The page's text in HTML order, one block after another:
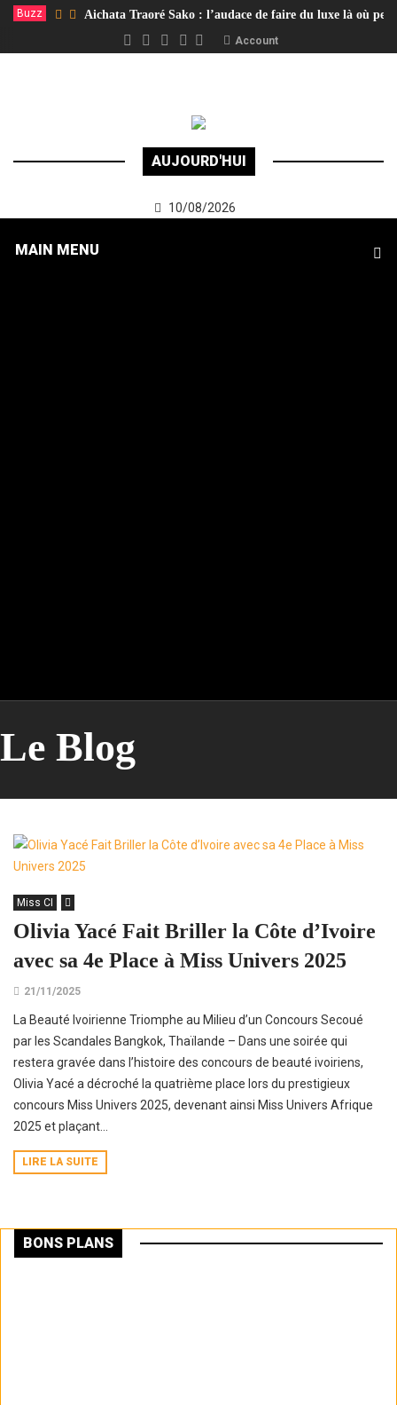
Buzz Aichata Traoré Sako : l’audace de faire du luxe là où
Account
AUJOURD'HUI
10/08/2026
MAIN MENU
Le Blog
Miss CI
Olivia Yacé Fait Briller la Côte d’Ivoire
avec sa 4e Place à Miss Univers 2025
21/11/2025
La Beauté Ivoirienne Triomphe au Milieu d’un Concours Secoué
par les Scandales Bangkok, Thaïlande – Dans une soirée qui
restera gravée dans l’histoire des concours de beauté ivoiriens,
Olivia Yacé a décroché la quatrième place lors du prestigieux
concours Miss Univers 2025, devenant ainsi Miss Univers Afrique
2025 et plaçant...
LIRE LA SUITE
BONS PLANS